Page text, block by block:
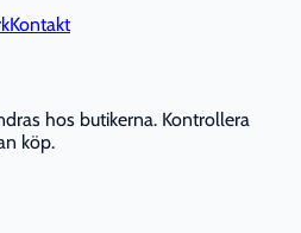
Kontakt
hos butikerna. Kontrollera
köp.